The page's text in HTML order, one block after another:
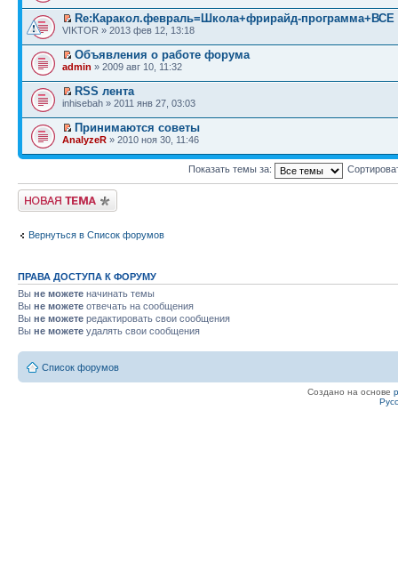
Re:Каракол.февраль=Школа+фрирайд-программа+ВСЕ
VIKTOR » 2013 фев 12, 13:18
Объявления о работе форума
admin » 2009 авг 10, 11:32
RSS лента
inhisebah » 2011 янв 27, 03:03
Принимаются советы
AnalyzeR » 2010 ноя 30, 11:46
Показать темы за:
Начать новую тему
Вернуться в Список форумов
ПРАВА ДОСТУПА К ФОРУМУ
Вы не можете начинать темы
Вы не можете отвечать на сообщения
Вы не можете редактировать свои сообщения
Вы не можете удалять свои сообщения
Список форумов
Создано на основе